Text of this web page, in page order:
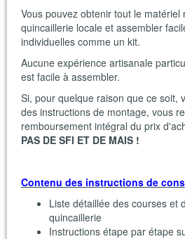
Vous pouvez obtenir tout le
quincaillerie locale et assembler
individuelles comme un kit.
Aucune expérience artisanale
est facile à assembler.
Si, pour quelque raison que ce soit,
des instructions de montage, vous
remboursement intégral du prix
PAS DE SFI ET DE MAIS !
Contenu des instructions de
Liste détaillée des courses et
quincaillerie
Instructions étape par étape